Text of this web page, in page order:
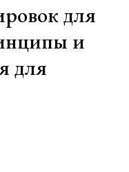
для
и
для